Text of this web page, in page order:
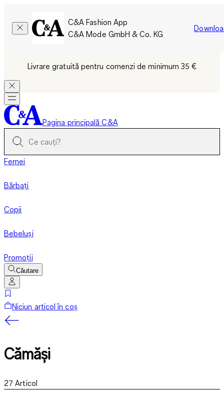
C&A Fashion App
C&A Mode GmbH & Co. KG
Livrare gratuită pentru comenzi de minimum 35 €
Pagina principală C&A
Femei
Bărbați
Copii
Bebeluși
Promoții
Căutare
Niciun articol în coș
Cămăși
27 Articol